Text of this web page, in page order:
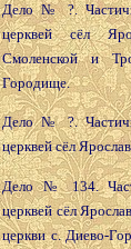
Дело № ?.
церквей сёл
Смоленской и
Городище.
Дело № ?.
церквей сёл
Дело № 134.
церквей сёл
церкви с. Диево-